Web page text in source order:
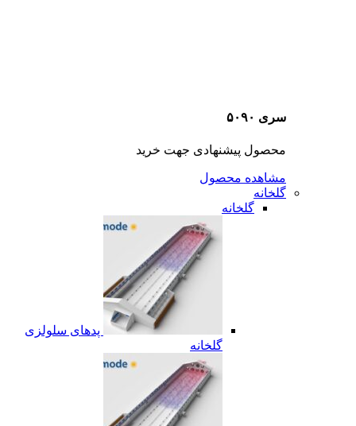
سری ۵۰۹۰
محصول پیشنهادی جهت خرید
مشاهده محصول
گلخانه
گلخانه
پدهای سلولزی
گلخانه